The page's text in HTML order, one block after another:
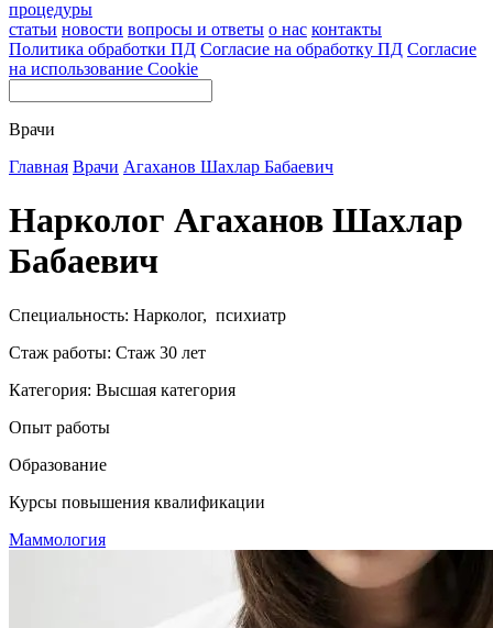
процедуры
статьи новости вопросы и ответы о нас контакты
Политика обработки ПД Согласие на обработку ПД Согласие
на использование Cookie
Врачи
Главная Врачи Агаханов Шахлар Бабаевич
Нарколог Агаханов Шахлар
Бабаевич
Специальность: Нарколог, психиатр
Стаж работы: Стаж 30 лет
Категория: Высшая категория
Опыт работы
Образование
Курсы повышения квалификации
Маммология